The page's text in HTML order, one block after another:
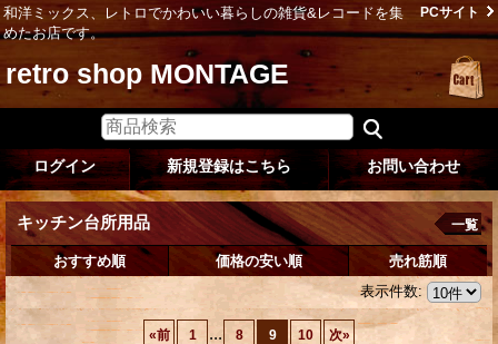
和洋ミックス、レトロでかわいい暮らしの雑貨&レコードを集
めたお店です。
PCサイト
retro shop MONTAGE
ログイン 新規登録はこちら お問い合わせ
キッチン台所用品 一覧
おすすめ順 価格の安い順
売れ筋順
表示件数:
«前 1 ... 8 9 10 次»